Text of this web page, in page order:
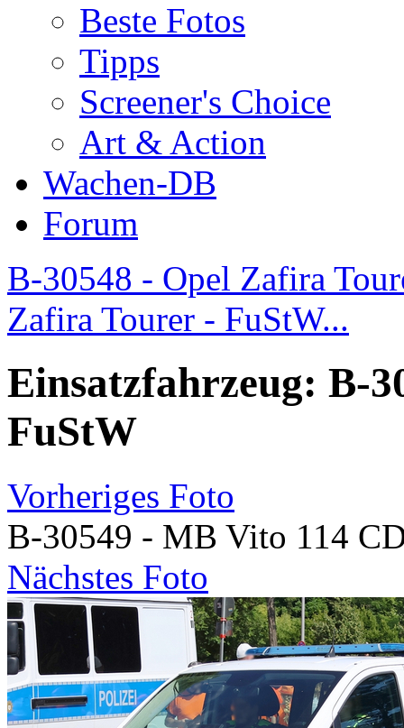
Beste Fotos
Tipps
Screener's Choice
Art & Action
Wachen-DB
Forum
B-30548 - Opel Zafira
Zafira Tourer - FuStW...
Einsatzfahrzeug: B-
FuStW
Vorheriges Foto
B-30549 - MB Vito 114
Nächstes Foto